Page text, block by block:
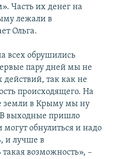
Часть их денег на
лежали в
Ольга.
всех обрушились
пару дней мы не
так как не
происходящего. На
земли в Крыму мы ну
выходные пришло
могут обнулиться и надо
и лучше в
возможность», –